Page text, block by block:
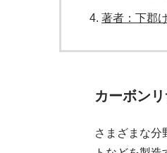
著者：下郡
カーボン
さまざまな分